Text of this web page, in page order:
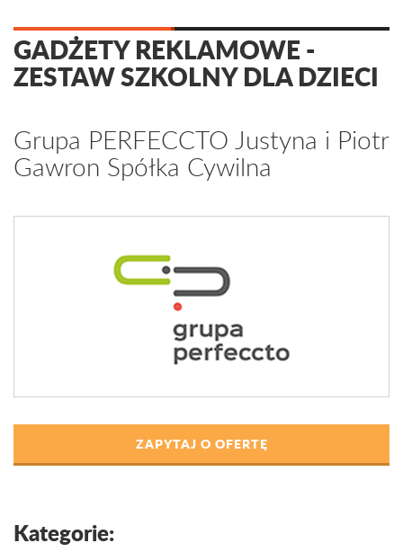
GADŻETY REKLAMOWE -
ZESTAW SZKOLNY DLA DZIECI
Grupa PERFECCTO Justyna i Piotr
Gawron Spółka Cywilna
ZAPYTAJ O OFERTĘ
Kategorie: